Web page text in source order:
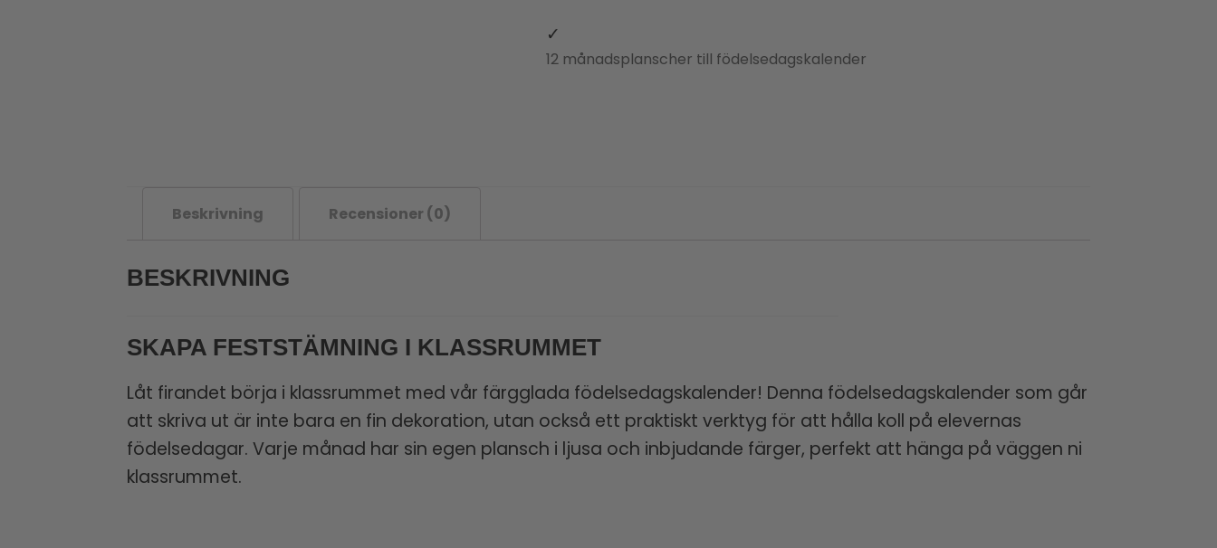
12 månadsplanscher till födelsedagskalender
Beskrivning Recensioner (0)
BESKRIVNING
SKAPA FESTSTÄMNING I KLASSRUMMET
Låt firandet börja i klassrummet med vår färgglada födelsedagskalender! Denna födelsedagskalender som går
att skriva ut är inte bara en fin dekoration, utan också ett praktiskt verktyg för att hålla koll på elevernas
födelsedagar. Varje månad har sin egen plansch i ljusa och inbjudande färger, perfekt att hänga på väggen ni
klassrummet.